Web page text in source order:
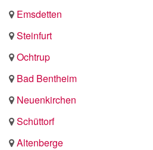
Emsdetten
Steinfurt
Ochtrup
Bad Bentheim
Neuenkirchen
Schüttorf
Altenberge